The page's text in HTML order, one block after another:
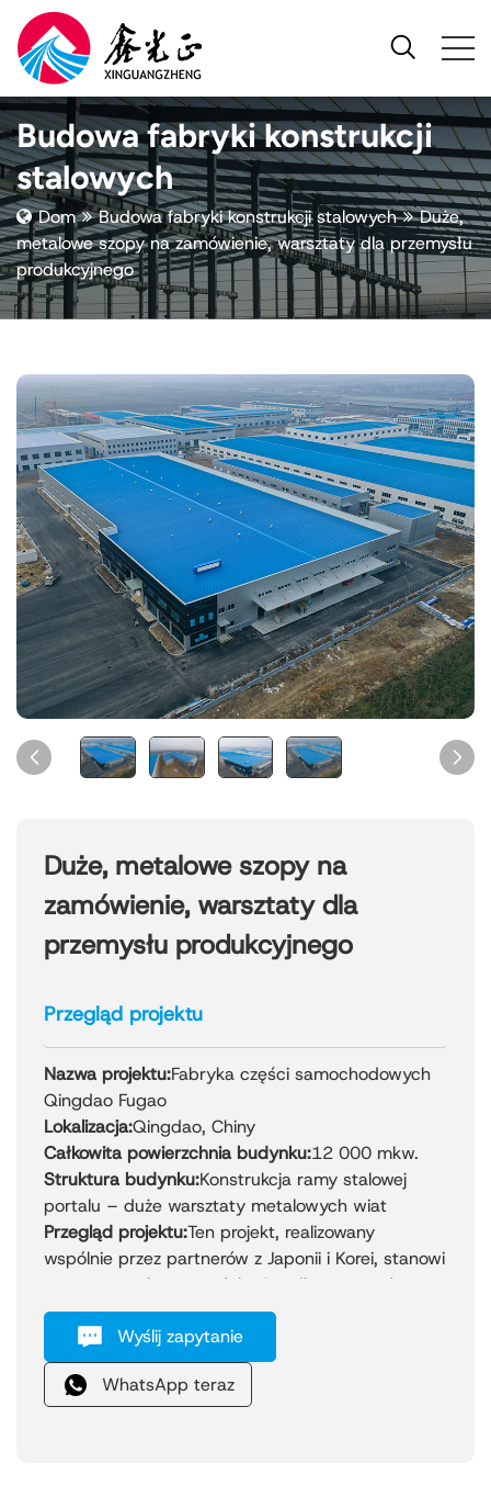
Budowa fabryki konstrukcji
stalowych
Dom Budowa fabryki konstrukcji stalowych
Duże,
metalowe szopy na zamówienie, warsztaty dla przemysłu
produkcyjnego
Duże, metalowe szopy na
zamówienie, warsztaty dla
przemysłu produkcyjnego
Przegląd projektu
Nazwa projektu:Fabryka części samochodowych
Qingdao Fugao
Lokalizacja:Qingdao, Chiny
Całkowita powierzchnia budynku:12 000 mkw.
Struktura budynku:Konstrukcja ramy stalowej
portalu – duże warsztaty metalowych wiat
Przegląd projektu:Ten projekt, realizowany
wspólnie przez partnerów z Japonii i Korei, stanowi
nowoczesną bazę produkcyjną dla przemysłu
motoryzacyjnego. Ukończona w listopadzie 2020
roku fabryka oferuje duże, metalowe hale
warsztatowe o maksymalnej rozpiętości 40
metrów, zapewniające dużą i swobodną
Wyślij zapytanie
WhatsApp teraz